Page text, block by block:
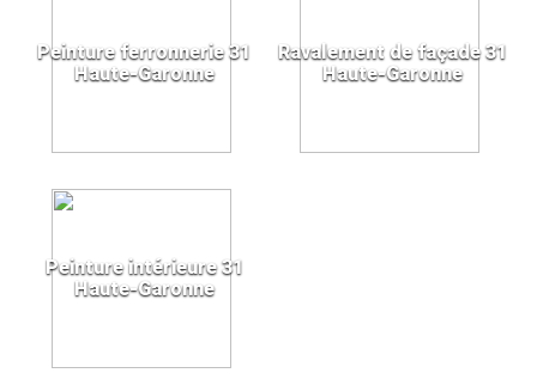
Peinture ferronnerie 31
Haute-Garonne
Ravalement de façade 31
Haute-Garonne
Peinture intérieure 31
Haute-Garonne